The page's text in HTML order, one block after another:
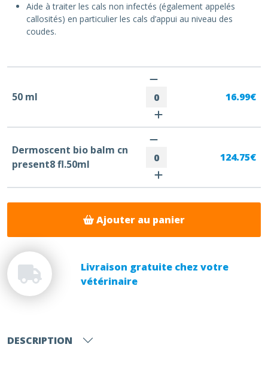
Aide à traiter les cals non infectés (également appelés
callosités) en particulier les cals d’appui au niveau des
coudes.
50 ml 16.99€
Dermoscent bio balm cn
present8 fl.50ml
124.75€
Ajouter au panier
Livraison gratuite chez votre
vétérinaire
DESCRIPTION